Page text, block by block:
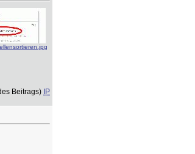
Beitrags) IP